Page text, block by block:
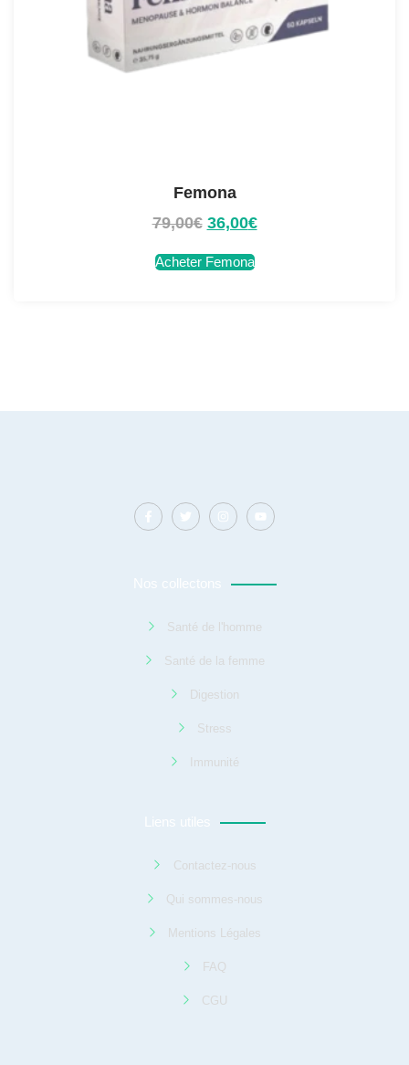
Femona
79,00€ 36,00€
Acheter Femona
Nos collectons
Santé de l'homme
Santé de la femme
Digestion
Stress
Immunité
Liens utiles
Contactez-nous
Qui sommes-nous
Mentions Légales
FAQ
CGU